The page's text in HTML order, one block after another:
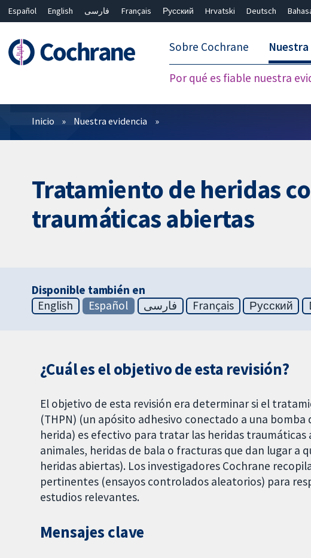
Español English فارسی Français Русский Hrvatski Deutsch
Sobre Cochrane
Por qué es fiable nuestra
Filtros
Inicio Nuestra evidencia
Tratamiento de heridas
traumáticas abiertas
Disponible también en
English
Español فارسی Français Русский
¿Cuál es el objetivo de esta revisión?
El objetivo de esta revisión era determinar si el
(THPN) (un apósito adhesivo conectado a una bomba
herida) es efectivo para tratar las heridas
animales, heridas de bala o fracturas que dan lugar a
heridas abiertas). Los investigadores Cochrane
pertinentes (ensayos controlados aleatorios) para
estudios relevantes.
Mensajes clave